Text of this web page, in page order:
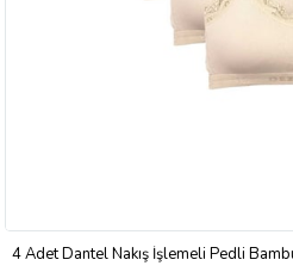
4 Adet Dantel Nakış İşlemeli Pedli